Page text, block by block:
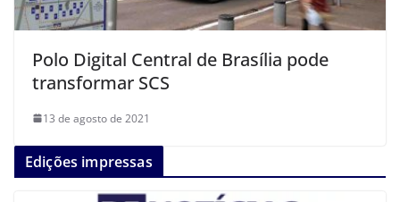
Polo Digital Central de Brasília pode
transformar SCS
13 de agosto de 2021
Edições impressas